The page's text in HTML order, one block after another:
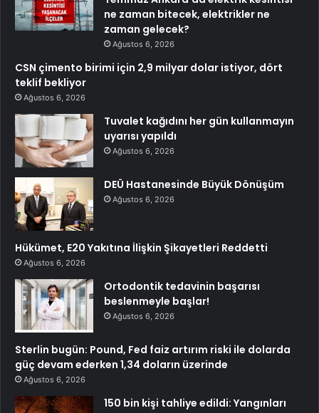
ne zaman bitecek, elektrikler ne
zaman gelecek?
Ağustos 6, 2026
CSN çimento birimi için 2,9 milyar dolar istiyor, dört
teklif bekliyor
Ağustos 6, 2026
Tuvalet kağıdını her gün kullanmayın
uyarısı yapıldı
Ağustos 6, 2026
DEÜ Hastanesinde Büyük Dönüşüm
Ağustos 6, 2026
Hükümet, E20 Yakıtına İlişkin Şikayetleri Reddetti
Ağustos 6, 2026
Ortodontik tedavinin başarısı
beslenmeyle başlar!
Ağustos 6, 2026
Sterlin bugün: Pound, Fed faiz artırım riski ile dolarda
güç devam ederken 1,34 doların üzerinde
Ağustos 6, 2026
150 bin kişi tahliye edildi: Yangınları